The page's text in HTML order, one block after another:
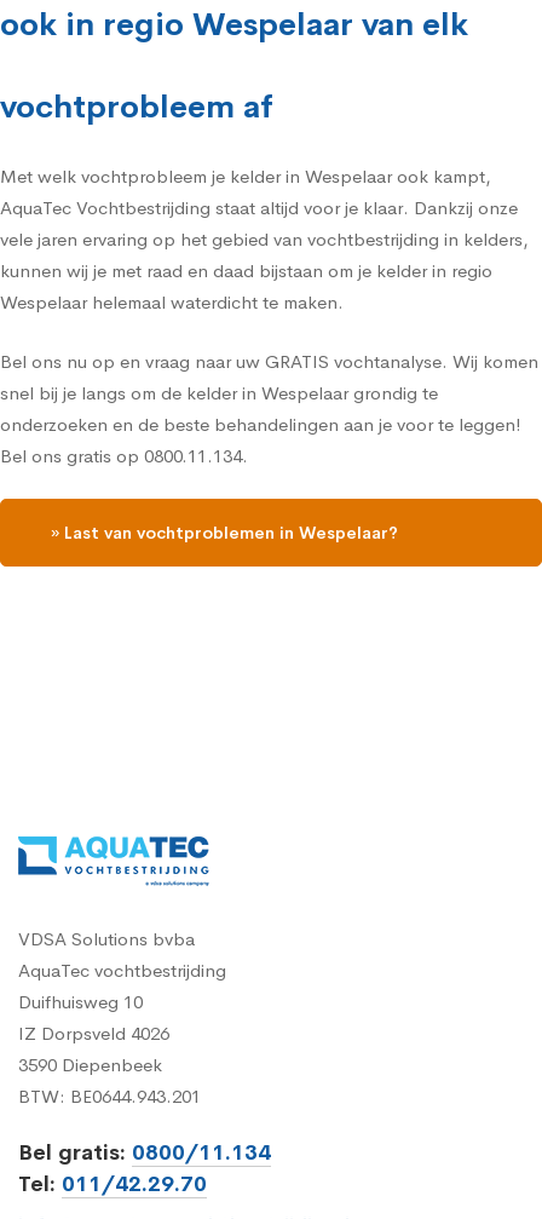
ook in regio Wespelaar van elk
vochtprobleem af
Met welk vochtprobleem je kelder in Wespelaar ook kampt,
AquaTec Vochtbestrijding staat altijd voor je klaar. Dankzij onze
vele jaren ervaring op het gebied van vochtbestrijding in kelders,
kunnen wij je met raad en daad bijstaan om je kelder in regio
Wespelaar helemaal waterdicht te maken.
Bel ons nu op en vraag naar uw GRATIS vochtanalyse. Wij komen
snel bij je langs om de kelder in Wespelaar grondig te
onderzoeken en de beste behandelingen aan je voor te leggen!
Bel ons gratis op 0800.11.134.
» Last van vochtproblemen in Wespelaar?
VDSA Solutions bvba
AquaTec vochtbestrijding
Duifhuisweg 10
IZ Dorpsveld 4026
3590 Diepenbeek
BTW: BE0644.943.201
Bel gratis: 0800/11.134
Tel: 011/42.29.70